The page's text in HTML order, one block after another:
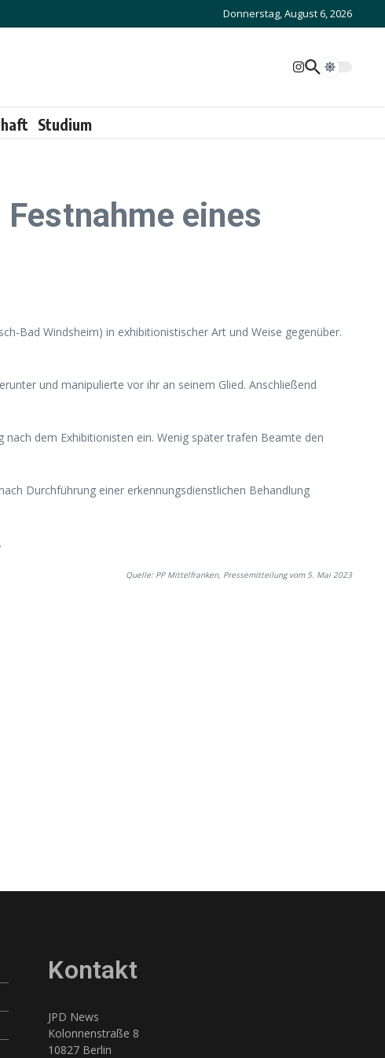
Donnerstag, August 6, 2026
Studium
eines
Bad Windsheim) in exhibitionistischer Art und Weise gegenüber.
und manipulierte vor ihr an seinem Glied. Anschließend
dem Exhibitionisten ein. Wenig später trafen Beamte den
Durchführung einer erkennungsdienstlichen Behandlung
Quelle: PP Mittelfranken, Pressemitteilung vom 5. Mai 2023
Kontakt
JPD News
Kolonnenstraße 8
10827 Berlin